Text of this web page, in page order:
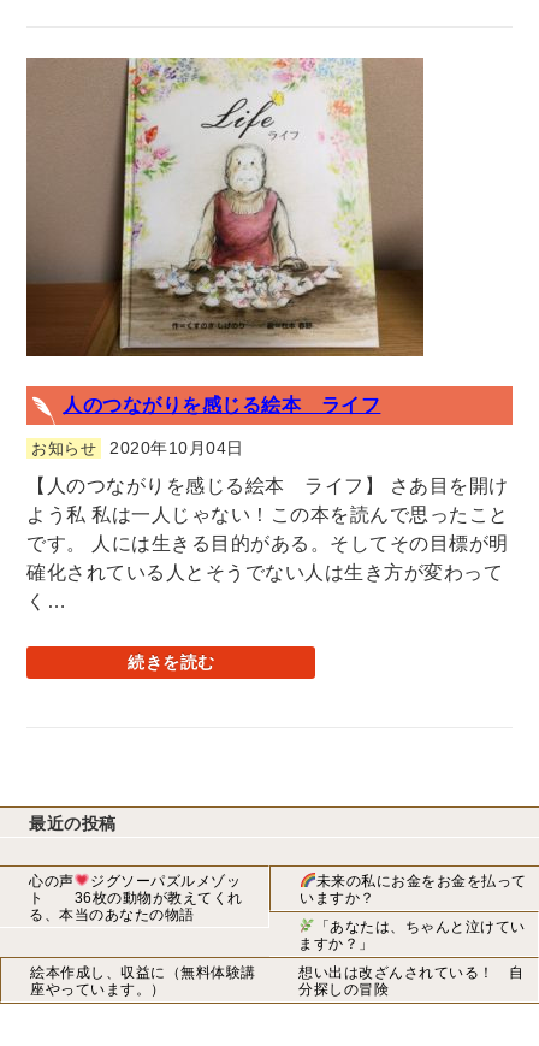
人のつながりを感じる絵本 ライフ
お知らせ 2020年10月04日
【人のつながりを感じる絵本 ライフ】 さあ目を開け
よう私 私は一人じゃない！この本を読んで思ったこと
です。 人には生きる目的がある。そしてその目標が明
確化されている人とそうでない人は生き方が変わって
く…
続きを読む
最近の投稿
心の声
ジグソーパズルメゾッ
ト 36枚の動物が教えてくれ
る、本当のあなたの物語
未来の私にお金をお金を払って
いますか？
「あなたは、ちゃんと泣けてい
ますか？」
絵本作成し、収益に（無料体験講
座やっています。）
想い出は改ざんされている！ 自
分探しの冒険